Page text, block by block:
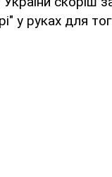
у руках для